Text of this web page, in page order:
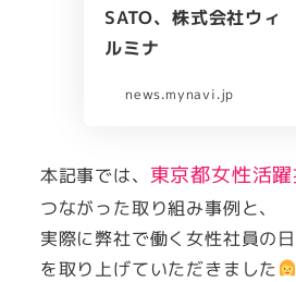
SATO、株式会社ウィ
ルミナ
news.mynavi.jp
本記事では、 東京都女性活
つながった取り組み事例と、
実際に弊社で働く女性社員の
を取り上げていただきました